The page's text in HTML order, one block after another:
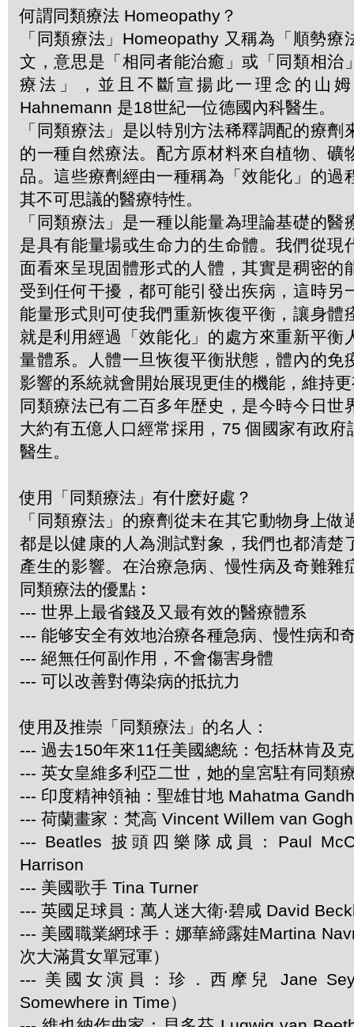
何謂同類療法 Homeopathy？
「同類療法」Homeopathy 又稱為「順勢療
文，意思是「相同者能治癒」或「同類相治
療法」，並且不斷宣揚此一理念的山
Hahnemann 是18世紀一位德國內科醫生。
「同類療法」是以特別方法稀釋調配的療劑
的一種自然療法。配方原材料來自植物、礦
品。這些療劑經由一種稱為「效能化」的過
其不可思議的醫療特性。
「同類療法」是一種以能量為理論基礎的醫
是具有能量場或生命力的生命體。我們從現
面看來呈現固體形式的人體，其實是稠密的
受到任何干擾，都可能引發出疾病，這時另
能量形式則可使我們重新恢復平衡，讓身體
就是利用經過「效能化」的處方來重新平衡
量體系。人體一旦恢復平衡狀態，體內的免
影響的系統就會開始展現更佳的機能，維持
同類療法已有二百多年歴史，是今時今日世
大約有五億人口經常採用，75 個國家有政府
醫生。
使用「同類療法」有什麽好處？
「同類療法」的療劑從未在其它動物身上做
都是以健康的人為測試對象，我們也都清楚
產生的影響。在治療急病、慢性病及奇難雜
同類療法的優點︰
--- 世界上最省錢及又最有效的醫療體系
--- 能够安全有效地治療各種急病、慢性病和
--- 絕無任何副作用，不會傷害身體
--- 可以改善對傳染病的抵抗力
使用及推崇「同類療法」的名人：
--- 過去150年來11任美國總統：包括林肯及
--- 英女皇維多利亞二世，她的皇宮駐有同類
--- 印度精神領袖：聖雄甘地 Mahatma
--- 荷蘭畫家：梵高 Vincent Willem van Gogh
--- Beatles 披頭四樂隊成員：Paul
Harrison
--- 美國歌手 Tina Turner
--- 英國足球員：萬人迷大衛‧碧咸 David
--- 美國職業網球手：娜華締露娃Martina
次大滿貫女單冠軍）
--- 美國女演員：珍．西摩兒 Jane
Somewhere in Time）